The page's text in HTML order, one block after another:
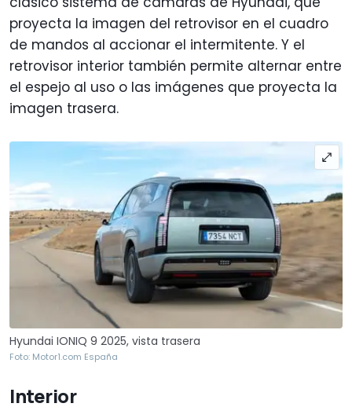
proyecta la imagen del retrovisor en el cuadro
de mandos al accionar el intermitente. Y el
retrovisor interior también permite alternar entre
el espejo al uso o las imágenes que proyecta la
imagen trasera.
Hyundai IONIQ 9 2025, vista trasera
Foto: Motor1.com España
Interior